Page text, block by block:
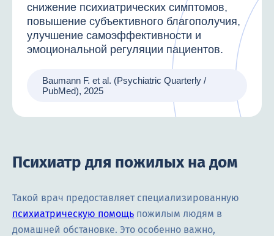
снижение психиатрических симптомов,
повышение субъективного благополучия,
улучшение самоэффективности и
эмоциональной регуляции пациентов.
Baumann F. et al. (Psychiatric Quarterly /
PubMed), 2025
Психиатр для пожилых на дом
Такой врач предоставляет специализированную
психиатрическую помощь пожилым людям в
домашней обстановке. Это особенно важно,